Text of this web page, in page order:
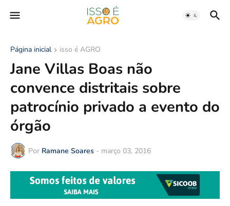
Página inicial isso é AGRO
Jane Villas Boas não
convence distritais sobre
patrocínio privado a evento do
órgão
Por Ramane Soares - março 03, 2016